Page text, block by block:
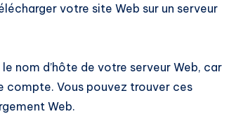
votre site Web sur un serveur
nom d’hôte de votre serveur Web, car
compte. Vous pouvez trouver ces
Web.